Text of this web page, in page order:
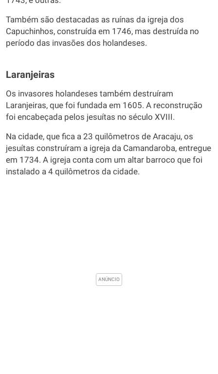
Também são destacadas as ruínas da igreja dos
Capuchinhos, construída em 1746, mas destruída no
período das invasões dos holandeses.
Laranjeiras
Os invasores holandeses também destruíram
Laranjeiras, que foi fundada em 1605. A reconstrução
foi encabeçada pelos jesuítas no século XVIII.
Na cidade, que fica a 23 quilômetros de Aracaju, os
jesuítas construíram a igreja da Camandaroba, entregue
em 1734. A igreja conta com um altar barroco que foi
instalado a 4 quilômetros da cidade.